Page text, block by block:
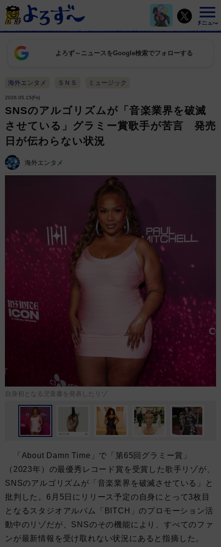
よろず～ニュースをGoogle検索でフォローする
海外エンタメ ＳＮＳ ミュージック
2026.05.15(Fri)
SNSのアルゴリズムが「音楽業界を破滅
させている」グラミー賞歌手が苦言 発売
日が伝わらない状況
海外エンタメ
自身初となる児童書を発表したリゾ
「About Damn Time」で「第65回グラミー賞」
（2023年）の最優秀レコード賞を受賞した歌手リゾが、
SNSのアルゴリズムが「音楽業界を破滅させている」と
批判した。6月5日にリリース予定の自身にとって3枚目
となるスタジオアルバム「BITCH」のプロモーション活
動中のリゾだが、SNSのその機能により、すべてのファ
ンが最新情報を受け取れない状況にあると指摘した。